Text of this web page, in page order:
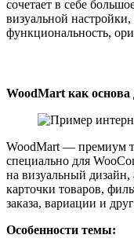
сочетает в себе
визуальной
функциональность,
WoodMart как основа
WoodMart — премиум
специально для
на визуальный
карточки товаров,
заказа, вариации и
Особенности темы: